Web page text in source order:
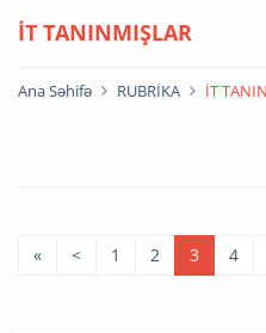
İT TANINMIŞLAR
Ana Səhifə RUBRİKA İT
« < 1 2 3 4